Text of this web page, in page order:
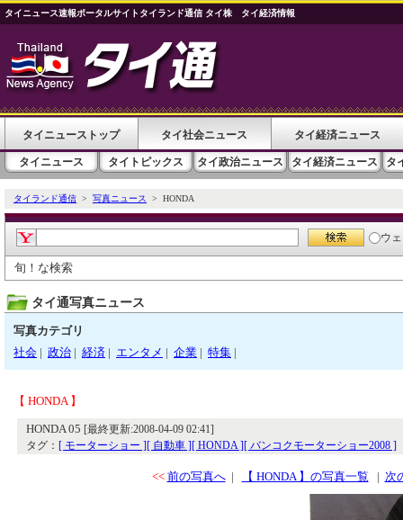
タイニュース速報ポータルサイトタイランド通信 タイ株 タイ経済情報
タイニューストップ タイ社会ニュース タイ経済ニュース
タイニュース タイトピックス タイ政治ニュース タイ経済ニュース タ
タイランド通信 > 写真ニュース > HONDA
ウ
旬！な検索
タイ通写真ニュース
写真カテゴリ
社会 | 政治 | 経済 | エンタメ | 企業 | 特集 |
【 HONDA 】
HONDA 05 [最終更新:2008-04-09 02:41]
タグ： [ モーターショー ][ 自動車 ][ HONDA ][ バンコクモーターショー2008 ]
<< 前の写真へ| 【 HONDA 】の写真一覧 | 次